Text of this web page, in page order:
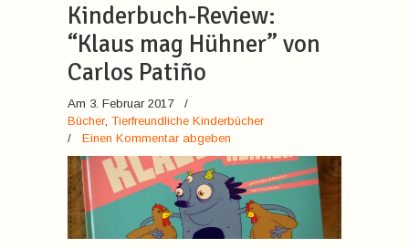
Kinderbuch-Review:
“Klaus mag Hühner” von
Carlos Patiño
Am 3. Februar 2017
/
Bücher, Tierfreundliche Kinderbücher
/ Einen Kommentar abgeben